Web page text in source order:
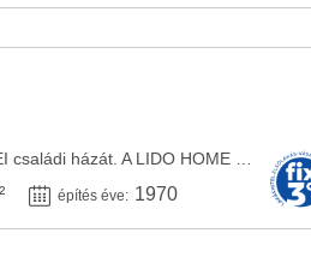
építés éve: 1970